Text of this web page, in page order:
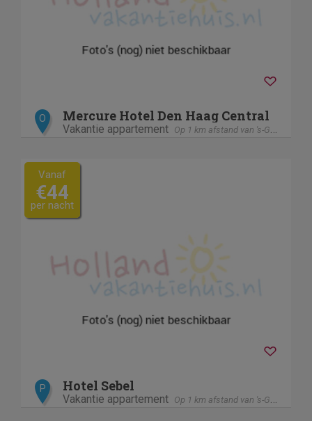
O Mercure Hotel Den Haag Central
Vakantie appartement Op 1 km afstand van 's-Gravenhage / Den Haag
Vanaf
€44
per nacht
P Hotel Sebel
Vakantie appartement Op 1 km afstand van 's-Gravenhage / Den Haag